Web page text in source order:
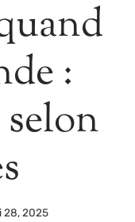
:
28, 2025